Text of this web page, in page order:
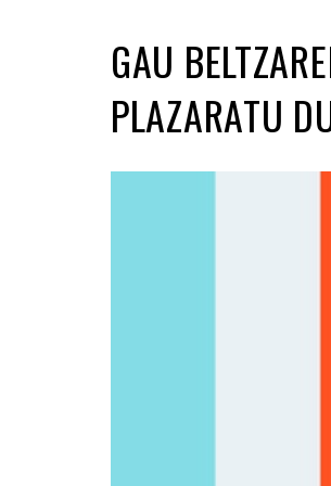
GAU
PLAZARATU